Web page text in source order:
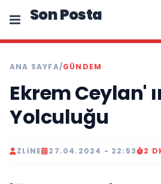
Son Posta
ANA SAYFA/GÜNDEM
Ekrem Ceylan'
Yolculuğu
ZLINE 27.04.2024 - 22:53 2